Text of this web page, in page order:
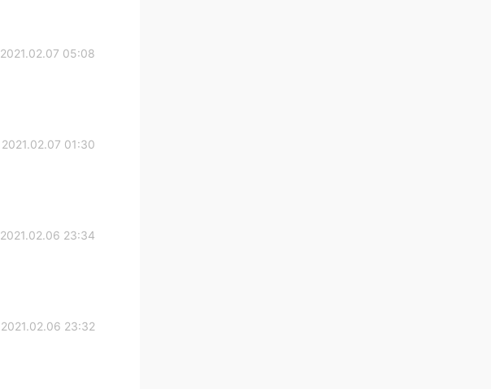
2021.02.07 05:08
2021.02.07 01:30
2021.02.06 23:34
2021.02.06 23:32